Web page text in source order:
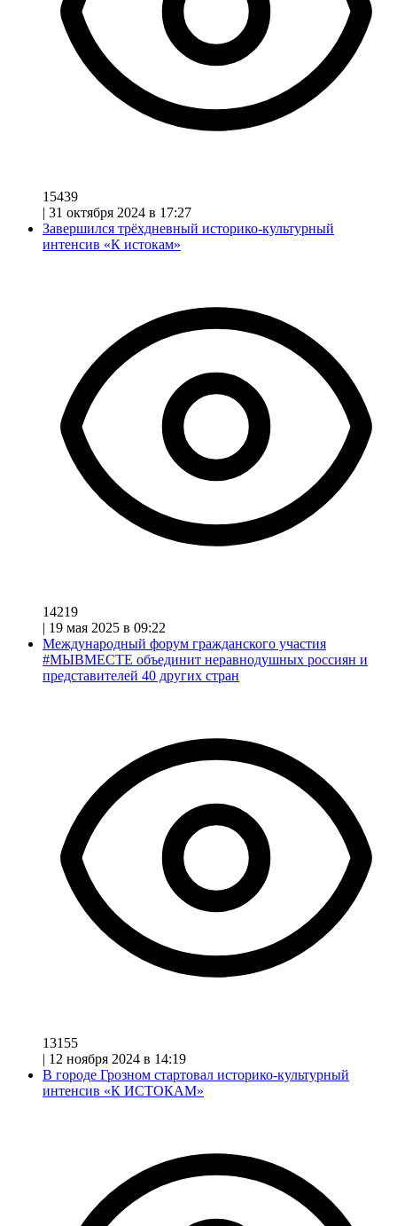
15439
| 31 октября 2024 в 17:27
Завершился трёхдневный историко-культурный
интенсив «К истокам»
14219
| 19 мая 2025 в 09:22
Международный форум гражданского участия
#МЫВМЕСТЕ объединит неравнодушных россиян и
представителей 40 других стран
13155
| 12 ноября 2024 в 14:19
В городе Грозном стартовал историко-культурный
интенсив «К ИСТОКАМ»